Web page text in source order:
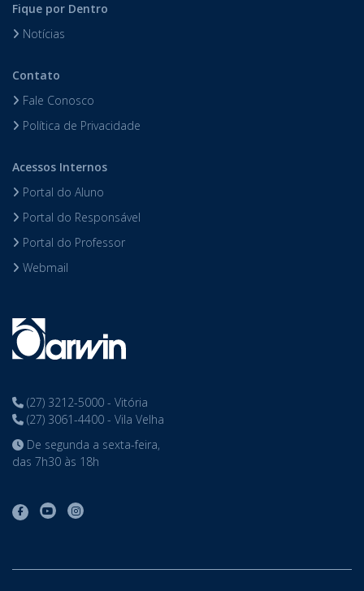
Fique por Dentro
Notícias
Contato
Fale Conosco
Política de Privacidade
Acessos Internos
Portal do Aluno
Portal do Responsável
Portal do Professor
Webmail
(27) 3212-5000 - Vitória
(27) 3061-4400 - Vila Velha
De segunda a sexta-feira,
das 7h30 às 18h